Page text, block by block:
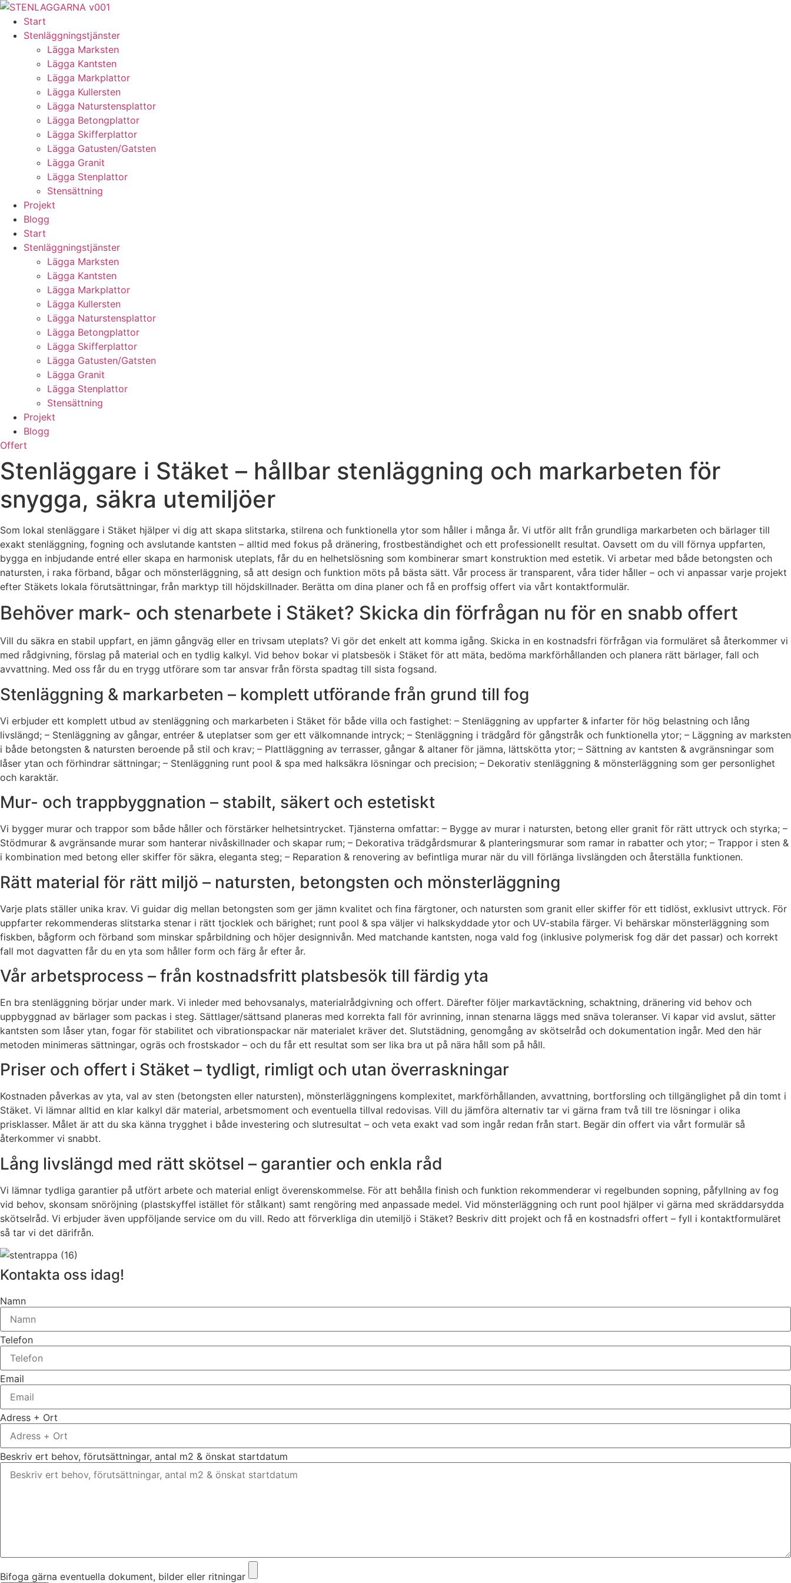
Skip
content
Start
Stenläggningstjänster
Lägga Marksten
Lägga Kantsten
Lägga Markplattor
Lägga Kullersten
Lägga Naturstensplattor
Lägga Betongplattor
Lägga Skifferplattor
Lägga Gatusten/Gatsten
Lägga Granit
Lägga Stenplattor
Stensättning
Projekt
Blogg
Start
Stenläggningstjänster
Lägga Marksten
Lägga Kantsten
Lägga Markplattor
Lägga Kullersten
Lägga Naturstensplattor
Lägga Betongplattor
Lägga Skifferplattor
Lägga Gatusten/Gatsten
Lägga Granit
Lägga Stenplattor
Stensättning
Projekt
Blogg
Offert
Stenläggare i Stäket – hållbar stenläggning och markarbeten för
snygga, säkra utemiljöer
Som lokal stenläggare i Stäket hjälper vi dig att skapa slitstarka, stilrena och funktionella ytor som håller i många år. Vi utför allt från grundliga markarbeten och bärlager till
exakt stenläggning, fogning och avslutande kantsten – alltid med fokus på dränering, frostbeständighet och ett professionellt resultat. Oavsett om du vill förnya uppfarten,
bygga en inbjudande entré eller skapa en harmonisk uteplats, får du en helhetslösning som kombinerar smart konstruktion med estetik. Vi arbetar med både betongsten och
natursten, i raka förband, bågar och mönsterläggning, så att design och funktion möts på bästa sätt. Vår process är transparent, våra tider håller – och vi anpassar varje projekt
efter Stäkets lokala förutsättningar, från marktyp till höjdskillnader. Berätta om dina planer och få en proffsig offert via vårt kontaktformulär.
Behöver mark- och stenarbete i Stäket? Skicka din förfrågan nu för en snabb offert
Vill du säkra en stabil uppfart, en jämn gångväg eller en trivsam uteplats? Vi gör det enkelt att komma igång. Skicka in en kostnadsfri förfrågan via formuläret så återkommer vi
med rådgivning, förslag på material och en tydlig kalkyl. Vid behov bokar vi platsbesök i Stäket för att mäta, bedöma markförhållanden och planera rätt bärlager, fall och
avvattning. Med oss får du en trygg utförare som tar ansvar från första spadtag till sista fogsand.
Stenläggning & markarbeten – komplett utförande från grund till fog
Vi erbjuder ett komplett utbud av stenläggning och markarbeten i Stäket för både villa och fastighet: – Stenläggning av uppfarter & infarter för hög belastning och lång
livslängd; – Stenläggning av gångar, entréer & uteplatser som ger ett välkomnande intryck; – Stenläggning i trädgård för gångstråk och funktionella ytor; – Läggning av marksten
i både betongsten & natursten beroende på stil och krav; – Plattläggning av terrasser, gångar & altaner för jämna, lättskötta ytor; – Sättning av kantsten & avgränsningar som
låser ytan och förhindrar sättningar; – Stenläggning runt pool & spa med halksäkra lösningar och precision; – Dekorativ stenläggning & mönsterläggning som ger personlighet
och karaktär.
Mur- och trappbyggnation – stabilt, säkert och estetiskt
Vi bygger murar och trappor som både håller och förstärker helhetsintrycket. Tjänsterna omfattar: – Bygge av murar i natursten, betong eller granit för rätt uttryck och styrka; –
Stödmurar & avgränsande murar som hanterar nivåskillnader och skapar rum; – Dekorativa trädgårdsmurar & planteringsmurar som ramar in rabatter och ytor; – Trappor i sten &
i kombination med betong eller skiffer för säkra, eleganta steg; – Reparation & renovering av befintliga murar när du vill förlänga livslängden och återställa funktionen.
Rätt material för rätt miljö – natursten, betongsten och mönsterläggning
Varje plats ställer unika krav. Vi guidar dig mellan betongsten som ger jämn kvalitet och fina färgtoner, och natursten som granit eller skiffer för ett tidlöst, exklusivt uttryck. För
uppfarter rekommenderas slitstarka stenar i rätt tjocklek och bärighet; runt pool & spa väljer vi halkskyddade ytor och UV-stabila färger. Vi behärskar mönsterläggning som
fiskben, bågform och förband som minskar spårbildning och höjer designnivån. Med matchande kantsten, noga vald fog (inklusive polymerisk fog där det passar) och korrekt
fall mot dagvatten får du en yta som håller form och färg år efter år.
Vår arbetsprocess – från kostnadsfritt platsbesök till färdig yta
En bra stenläggning börjar under mark. Vi inleder med behovsanalys, materialrådgivning och offert. Därefter följer markavtäckning, schaktning, dränering vid behov och
uppbyggnad av bärlager som packas i steg. Sättlager/sättsand planeras med korrekta fall för avrinning, innan stenarna läggs med snäva toleranser. Vi kapar vid avslut, sätter
kantsten som låser ytan, fogar för stabilitet och vibrationspackar när materialet kräver det. Slutstädning, genomgång av skötselråd och dokumentation ingår. Med den här
metoden minimeras sättningar, ogräs och frostskador – och du får ett resultat som ser lika bra ut på nära håll som på håll.
Priser och offert i Stäket – tydligt, rimligt och utan överraskningar
Kostnaden påverkas av yta, val av sten (betongsten eller natursten), mönsterläggningens komplexitet, markförhållanden, avvattning, bortforsling och tillgänglighet på din tomt i
Stäket. Vi lämnar alltid en klar kalkyl där material, arbetsmoment och eventuella tillval redovisas. Vill du jämföra alternativ tar vi gärna fram två till tre lösningar i olika
prisklasser. Målet är att du ska känna trygghet i både investering och slutresultat – och veta exakt vad som ingår redan från start. Begär din offert via vårt formulär så
återkommer vi snabbt.
Lång livslängd med rätt skötsel – garantier och enkla råd
Vi lämnar tydliga garantier på utfört arbete och material enligt överenskommelse. För att behålla finish och funktion rekommenderar vi regelbunden sopning, påfyllning av fog
vid behov, skonsam snöröjning (plastskyffel istället för stålkant) samt rengöring med anpassade medel. Vid mönsterläggning och runt pool hjälper vi gärna med skräddarsydda
skötselråd. Vi erbjuder även uppföljande service om du vill. Redo att förverkliga din utemiljö i Stäket? Beskriv ditt projekt och få en kostnadsfri offert – fyll i kontaktformuläret
så tar vi det därifrån.
Kontakta oss idag!
Namn
Telefon
Email
Adress + Ort
Beskriv ert behov, förutsättningar, antal m2 & önskat startdatum
Bifoga gärna eventuella dokument, bilder eller ritningar